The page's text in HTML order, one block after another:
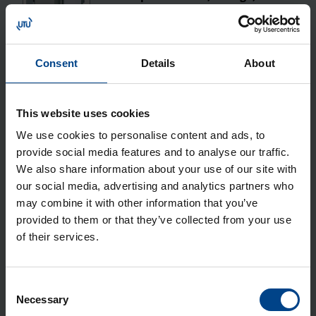
Consent Details About
This website uses cookies
We use cookies to personalise content and ads, to
provide social media features and to analyse our traffic.
We also share information about your use of our site with
our social media, advertising and analytics partners who
may combine it with other information that you’ve
provided to them or that they’ve collected from your use
of their services.
Selection
Necessary
800x500x200 mm, metall, IP65
Jao­tus­kilp Orion Plus, aknaga,
800x600x250 mm, metall, IP65
Jao­tus­kilp Orion Plus, aknaga,
800x600x300 mm, metall, IP65
Tootekood: FL174A
Jao­tus­kilp Orion Plus, aknaga,
950x600x250 mm, metall, IP65
Tootekood: FL175A
Jao­tus­kilp Orion Plus, aknaga,